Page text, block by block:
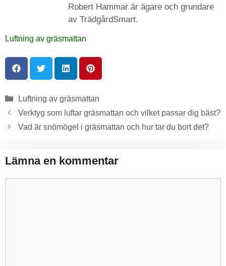
Robert Hammar är ägare och grundare
av TrädgårdSmart.
Luftning av gräsmattan
Luftning av gräsmattan
Verktyg som luftar gräsmattan och vilket passar dig bäst?
Vad är snömögel i gräsmattan och hur tar du bort det?
Lämna en kommentar